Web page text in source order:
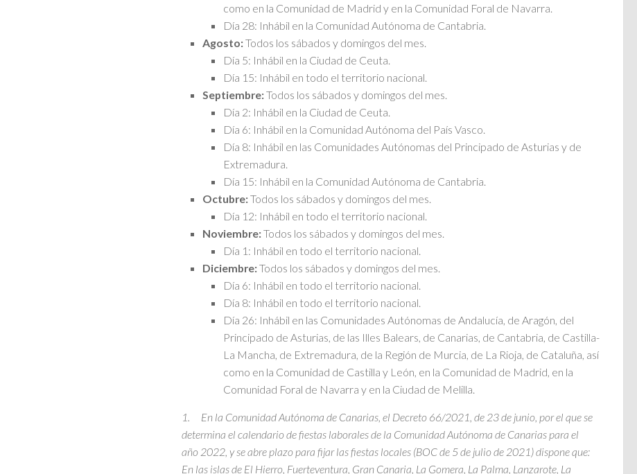
como en la Comunidad de Madrid y en la Comunidad Foral de Navarra.
Día 28: Inhábil en la Comunidad Autónoma de Cantabria.
Agosto:Todos los sábados y domingos del mes.
Día 5: Inhábil en la Ciudad de Ceuta.
Día 15: Inhábil en todo el territorio nacional.
Septiembre:Todos los sábados y domingos del mes.
Día 2: Inhábil en la Ciudad de Ceuta.
Día 6: Inhábil en la Comunidad Autónoma del País Vasco.
Día 8: Inhábil en las Comunidades Autónomas del Principado de Asturias y de
Extremadura.
Día 15: Inhábil en la Comunidad Autónoma de Cantabria.
Octubre:Todos los sábados y domingos del mes.
Día 12: Inhábil en todo el territorio nacional.
Noviembre:Todos los sábados y domingos del mes.
Día 1: Inhábil en todo el territorio nacional.
Diciembre:Todos los sábados y domingos del mes.
Día 6: Inhábil en todo el territorio nacional.
Día 8: Inhábil en todo el territorio nacional.
Día 26: Inhábil en las Comunidades Autónomas de Andalucía, de Aragón, del
Principado de Asturias, de las Illes Balears, de Canarias, de Cantabria, de Castilla-
La Mancha, de Extremadura, de la Región de Murcia, de La Rioja, de Cataluña, así
como en la Comunidad de Castilla y León, en la Comunidad de Madrid, en la
Comunidad Foral de Navarra y en la Ciudad de Melilla.
1. En la Comunidad Autónoma de Canarias, el Decreto 66/2021, de 23 de junio, por el que se
determina el calendario de fiestas laborales de la Comunidad Autónoma de Canarias para el
año 2022, y se abre plazo para fijar las fiestas locales (BOC de 5 de julio de 2021) dispone que:
En las islas de El Hierro, Fuerteventura, Gran Canaria, La Gomera, La Palma, Lanzarote, La